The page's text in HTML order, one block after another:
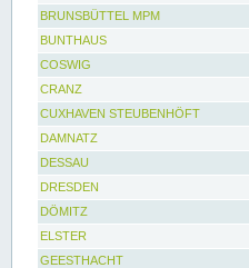
BRUNSBÜTTEL MPM
BUNTHAUS
COSWIG
CRANZ
CUXHAVEN STEUBENHÖFT
DAMNATZ
DESSAU
DRESDEN
DÖMITZ
ELSTER
GEESTHACHT